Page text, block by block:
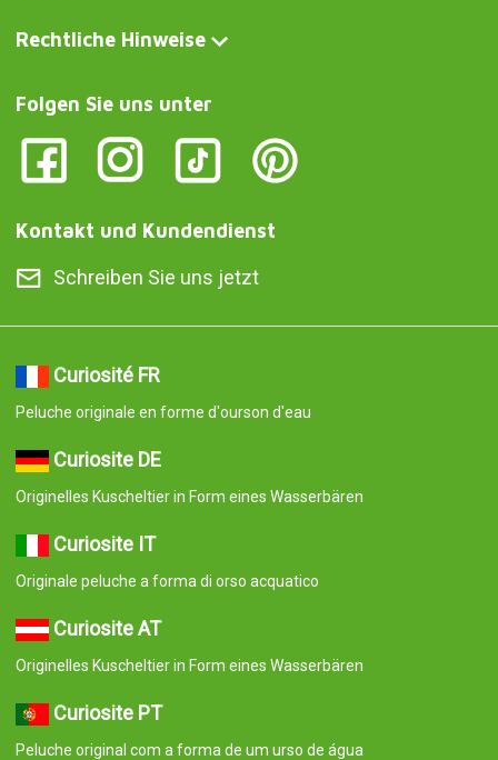
Rechtliche Hinweise
Folgen Sie uns unter
Kontakt und Kundendienst
Schreiben Sie uns jetzt
Curiosité FR
Peluche originale en forme d'ourson d'eau
Curiosite DE
Originelles Kuscheltier in Form eines Wasserbären
Curiosite IT
Originale peluche a forma di orso acquatico
Curiosite AT
Originelles Kuscheltier in Form eines Wasserbären
Curiosite PT
Peluche original com a forma de um urso de água